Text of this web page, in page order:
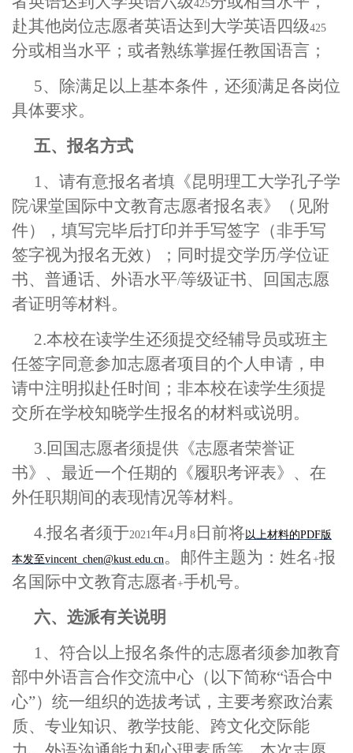
425
赴其他岗位志愿者英语达到大学英语四级425
分或相当水平；或者熟练掌握任教国语言；
5、除满足以上基本条件，还须满足各岗位
具体要求。
五、报名方式
1、请有意报名者填《昆明理工大学孔子学
院/课堂国际中文教育志愿者报名表》（见附
件），填写完毕后打印并手写签字（非手写
签字视为报名无效）；同时提交学历/学位证
书、普通话、外语水平/等级证书、回国志愿
者证明等材料。
2.本校在读学生还须提交经辅导员或班主
任签字同意参加志愿者项目的个人申请，申
请中注明拟赴任时间；非本校在读学生须提
交所在学校知晓学生报名的材料或说明。
3.回国志愿者须提供《志愿者荣誉证
书》、最近一个任期的《履职考评表》、在
外任职期间的表现情况等材料。
4.报名者须于2021年4 月 8 日前将以上材料的PDF版
本发至vincent_chen@kust.edu.cn。邮件主题为：姓名 +报
名国际中文教育志愿者+手机号。
六、选派有关说明
1、符合以上报名条件的志愿者须参加教育
部中外语言合作交流中心（以下简称“语合中
心”）统一组织的选拔考试，主要考察政治素
质、专业知识、教学技能、跨文化交际能